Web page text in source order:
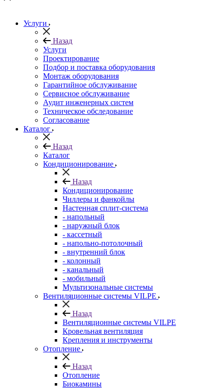
Услуги
Назад
Услуги
Проектирование
Подбор и поставка оборудования
Монтаж оборудования
Гарантийное обслуживание
Сервисное обслуживание
Аудит инженерных систем
Техническое обследование
Согласование
Каталог
Назад
Каталог
Кондиционирование
Назад
Кондиционирование
Чиллеры и фанкойлы
Настенная сплит-система
- напольный
- наружный блок
- кассетный
- напольно-потолочный
- внутренний блок
- колонный
- канальный
- мобильный
Мультизональные системы
Вентиляционные системы VILPE
Назад
Вентиляционные системы VILPE
Кровельная вентиляция
Крепления и инструменты
Отопление
Назад
Отопление
Биокамины